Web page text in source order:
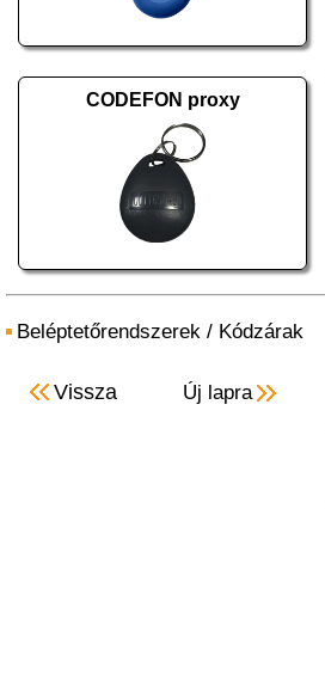
CODEFON proxy
Beléptetőrendszerek / Kódzárak
Vissza Új lapra